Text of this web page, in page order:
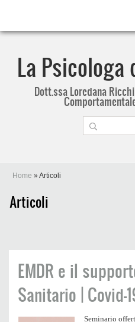
La Psicologa
Dott.ssa Loredana
Home » Articoli
Articoli
EMDR e il
Sanitario | Covid-
Seminario